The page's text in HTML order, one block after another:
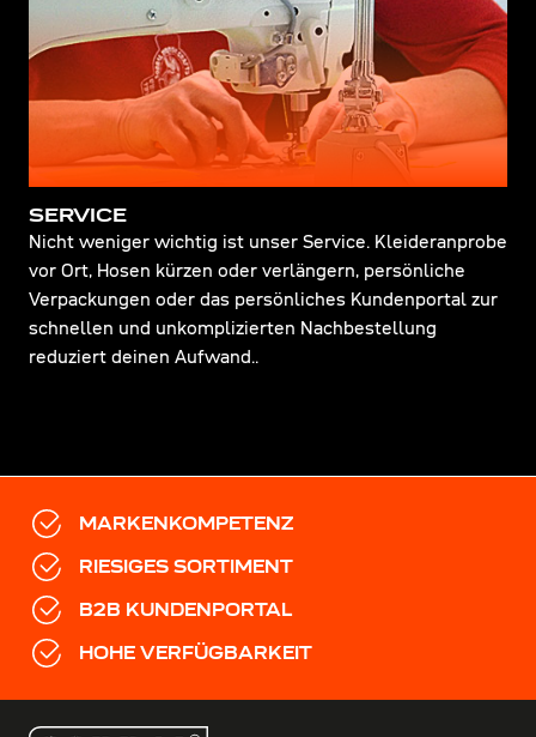
SERVICE
Nicht weniger wichtig ist unser Service. Kleideranprobe
vor Ort, Hosen kürzen oder verlängern, persönliche
Verpackungen oder das persönliches Kundenportal zur
schnellen und unkomplizierten Nachbestellung
reduziert deinen Aufwand..
MARKENKOMPETENZ
RIESIGES SORTIMENT
B2B KUNDENPORTAL
HOHE VERFÜGBARKEIT